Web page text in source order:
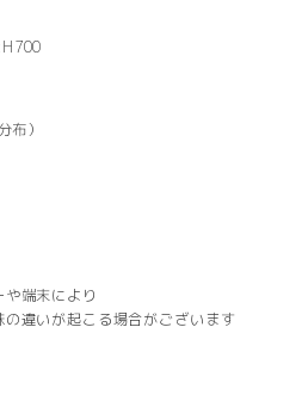
布）
端末により
違いが起こる場合がございます